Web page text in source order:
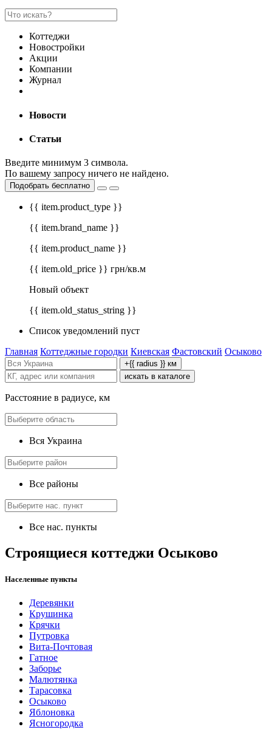
Коттеджи
Новостройки
Акции
Компании
Журнал
Новости
Статьи
Введите минимум 3 символа.
По вашему запросу ничего не найдено.
Подобрать бесплатно
{{ item.product_type }}
{{ item.brand_name }}
{{ item.product_name }}
{{ item.old_price }} грн/кв.м
Новый объект
{{ item.old_status_string }}
Список уведомлений пуст
Главная Коттеджные городки Киевская Фастовский Осыково
+{{ radius }} км
искать в каталоге
Расстояние в радиусе, км
Вся Украина
Все районы
Все нас. пункты
Строящиеся коттеджи Осыково
Населенные пункты
Деревянки
Крушинка
Крячки
Путровка
Вита-Почтовая
Гатное
Заборье
Малютянка
Тарасовка
Осыково
Яблоновка
Ясногородка